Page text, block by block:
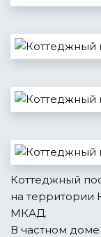
Коттеджный
на территории
МКАД.
В частном